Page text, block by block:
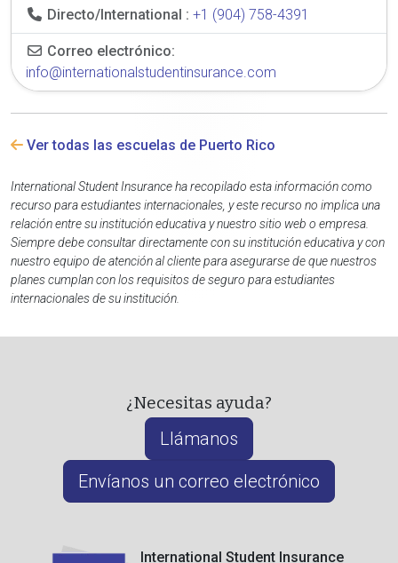
Directo/International : +1 (904) 758-4391
Correo electrónico:
info@internationalstudentinsurance.com
Ver todas las escuelas de Puerto Rico
International Student Insurance ha recopilado esta información como
recurso para estudiantes internacionales, y este recurso no implica una
relación entre su institución educativa y nuestro sitio web o empresa.
Siempre debe consultar directamente con su institución educativa y con
nuestro equipo de atención al cliente para asegurarse de que nuestros
planes cumplan con los requisitos de seguro para estudiantes
internacionales de su institución.
¿Necesitas ayuda?
Llámanos
Envíanos un correo electrónico
International Student Insurance